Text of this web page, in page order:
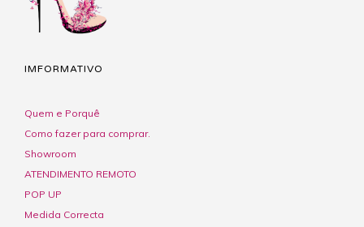
IMFORMATIVO
Quem e Porquê
Como fazer para comprar.
Showroom
ATENDIMENTO REMOTO
POP UP
Medida Correcta